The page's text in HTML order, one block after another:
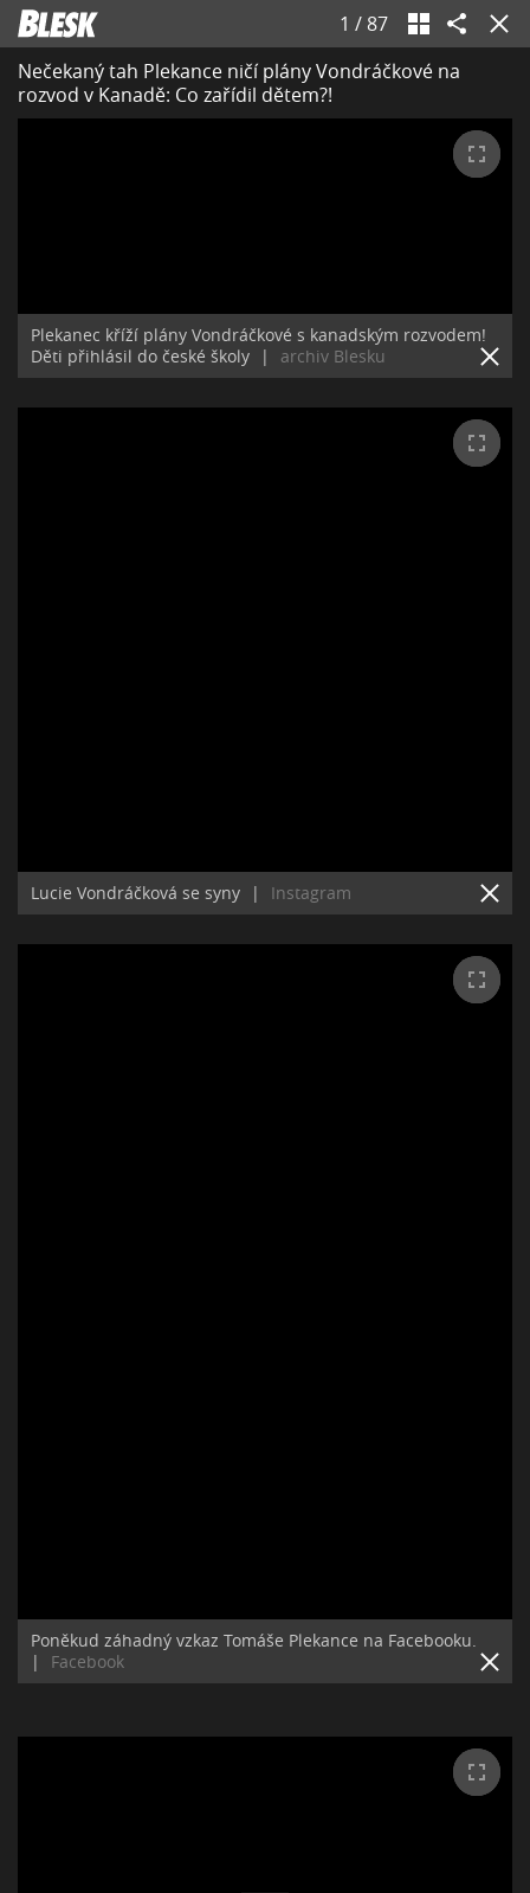
1 / 87
Nečekaný tah Plekance ničí plány Vondráčkové na
rozvod v Kanadě: Co zařídil dětem?!
Plekanec kříží plány Vondráčkové s kanadským rozvodem!
Děti přihlásil do české školy
| archiv Blesku
Lucie Vondráčková se syny | Instagram
Poněkud záhadný vzkaz Tomáše Plekance na Facebooku.
|
Facebook